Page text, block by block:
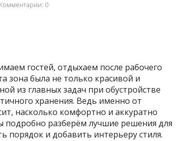
Комментарии: 0
гостей, отдыхаем после рабочего
зона была не только красивой и
из главных задач при обустройстве
хранения. Ведь именно от
насколько комфортно и аккуратно
подробно разберём лучшие решения для
порядок и добавить интерьеру стиля.